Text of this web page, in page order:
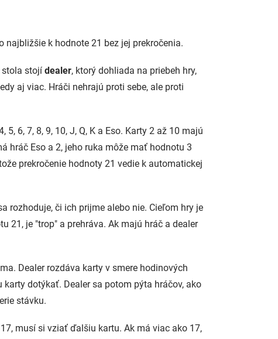
k hodnote 21 bez jej prekročenia.
stola stojí dealer, ktorý dohliada na priebeh hry,
aj viac. Hráči nehrajú proti sebe, ale proti
6, 7, 8, 9, 10, J, Q, K a Eso. Karty 2 až 10 majú
hráč Eso a 2, jeho ruka môže mať hodnotu 3
prekročenie hodnoty 21 vedie k automatickej
rozhoduje, či ich prijme alebo nie. Cieľom hry je
21, je "trop" a prehráva. Ak majú hráč a dealer
Dealer rozdáva karty v smere hodinových
dotýkať. Dealer sa potom pýta hráčov, ako
stávku.
musí si vziať ďalšiu kartu. Ak má viac ako 17,